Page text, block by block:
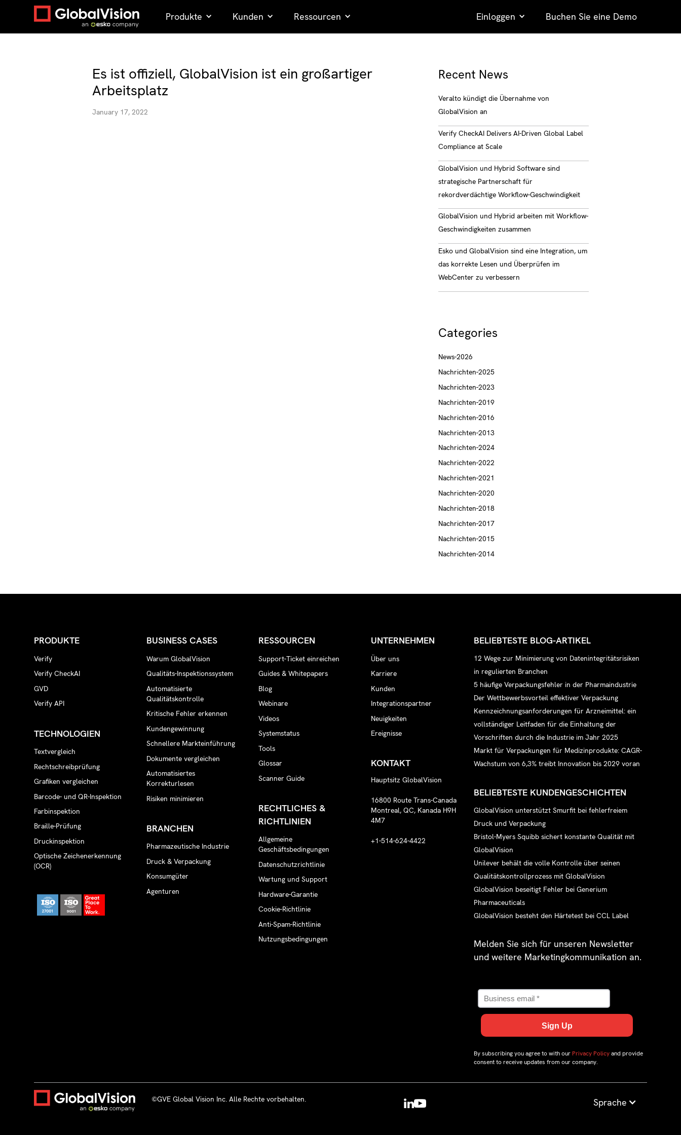
Produkte Kunden Ressourcen Einloggen Buchen Sie eine Demo
Es ist offiziell, GlobalVision ist ein großartiger
Arbeitsplatz
January 17, 2022
Recent News
Veralto kündigt die Übernahme von
GlobalVision an
Verify CheckAI Delivers AI-Driven Global Label
Compliance at Scale
GlobalVision und Hybrid Software sind
strategische Partnerschaft für
rekordverdächtige Workflow-Geschwindigkeit
GlobalVision und Hybrid arbeiten mit Workflow-
Geschwindigkeiten zusammen
Esko und GlobalVision sind eine Integration, um
das korrekte Lesen und Überprüfen im
WebCenter zu verbessern
Categories
News-2026
Nachrichten-2025
Nachrichten-2023
Nachrichten-2019
Nachrichten-2016
Nachrichten-2013
Nachrichten-2024
Nachrichten-2022
Nachrichten-2021
Nachrichten-2020
Nachrichten-2018
Nachrichten-2017
Nachrichten-2015
Nachrichten-2014
PRODUKTE
Verify
Verify CheckAI
GVD
Verify API
TECHNOLOGIEN
Textvergleich
Rechtschreibprüfung
Grafiken vergleichen
Barcode- und QR-Inspektion
Farbinspektion
Braille-Prüfung
Druckinspektion
Optische Zeichenerkennung
(OCR)
BUSINESS CASES
Warum GlobalVision
Qualitäts-Inspektionssystem
Automatisierte
Qualitätskontrolle
Kritische Fehler erkennen
Kundengewinnung
Schnellere Markteinführung
Dokumente vergleichen
Automatisiertes
Korrekturlesen
Risiken minimieren
BRANCHEN
Pharmazeutische Industrie
Druck & Verpackung
Konsumgüter
Agenturen
RESSOURCEN
Support-Ticket einreichen
Guides & Whitepapers
Blog
Webinare
Videos
Systemstatus
Tools
Glossar
Scanner Guide
RECHTLICHES &
RICHTLINIEN
Allgemeine
Geschäftsbedingungen
Datenschutzrichtlinie
Wartung und Support
Hardware-Garantie
Cookie-Richtlinie
Anti-Spam-Richtlinie
Nutzungsbedingungen
UNTERNEHMEN
Über uns
Karriere
Kunden
Integrationspartner
Neuigkeiten
Ereignisse
KONTAKT
Hauptsitz GlobalVision
16800 Route Trans-Canada
Montreal, QC, Kanada H9H
4M7
+1-514-624-4422
BELIEBTESTE BLOG-ARTIKEL
12 Wege zur Minimierung von Datenintegritätsrisiken
in regulierten Branchen
5 häufige Verpackungsfehler in der Pharmaindustrie
Der Wettbewerbsvorteil effektiver Verpackung
Kennzeichnungsanforderungen für Arzneimittel: ein
vollständiger Leitfaden für die Einhaltung der
Vorschriften durch die Industrie im Jahr 2025
Markt für Verpackungen für Medizinprodukte: CAGR-
Wachstum von 6,3% treibt Innovation bis 2029 voran
BELIEBTESTE KUNDENGESCHICHTEN
GlobalVision unterstützt Smurfit bei fehlerfreiem
Druck und Verpackung
Bristol-Myers Squibb sichert konstante Qualität mit
GlobalVision
Unilever behält die volle Kontrolle über seinen
Qualitätskontrollprozess mit GlobalVision
GlobalVision beseitigt Fehler bei Generium
Pharmaceuticals
GlobalVision besteht den Härtetest bei CCL Label
Melden Sie sich für unseren Newsletter
und weitere Marketingkommunikation an.
By subscribing you agree to with our Privacy Policyand provide
consent to receive updates from our company.
©GVE Global Vision Inc. Alle Rechte vorbehalten. Sprache